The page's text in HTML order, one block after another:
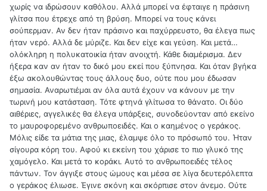
χωρίς να ιδρώσουν καθόλου. Αλλά μπορεί να έφταιγε η πράσινη
γλίτσα που έτρεχε από τη βρύση. Μπορεί να τους κάνει
σούπερμαν. Αν δεν ήταν πράσινο και παχύρρευστο, θα έλεγα πως
ήταν νερό. Αλλά δε μύριζε. Και δεν είχε και γεύση. Και μετά…
ολόκληρη η πολυκατοικία ήταν ανοιχτή. Κάθε διαμέρισμα. Δεν
ήξερα καν αν ήταν το δικό μου εκεί που ξύπνησα. Και όταν βγήκα
έξω ακολουθώντας τους άλλους δυο, ούτε που μου έδωσαν
σημασία. Αναρωτιέμαι αν όλα αυτά έχουν να κάνουν με την
τωρινή μου κατάσταση. Τότε φτηνά γλίτωσα το θάνατο. Οι δύο
αιθέριες, αγγελικές θα έλεγα υπάρξεις, συνοδεύονταν από εκείνο
το μαυροφορεμένο ανθρωποειδές. Και ο καημένος ο γεράκος.
Μόλις είδε τα μάτια της μιας, έλαμψε όλο το πρόσωπό του. Ήταν
σίγουρα κόρη του. Αφού κι εκείνη του χάρισε το πιο γλυκό της
χαμόγελο. Και μετά το κοράκι. Αυτό το ανθρωποειδές τέλος
πάντων. Τον άγγιξε στους ώμους και μέσα σε λίγα δευτερόλεπτα
ο γεράκος έλιωσε. Έγινε σκόνη και σκόρπισε στον άνεμο. Ούτε